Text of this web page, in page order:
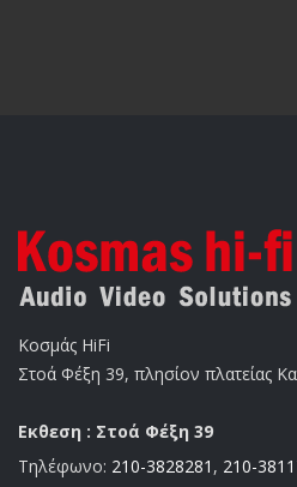
Κοσμάς HiFi
Στοά Φέξη 39, πλησίον πλατείας
Εκθεση : Στοά Φέξη 39
Τηλέφωνο: 210-3828281 , 210-